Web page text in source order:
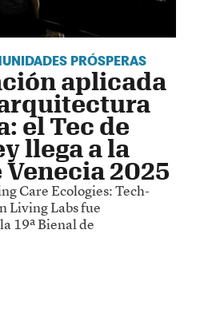
PRÓSPERAS
aplicada
el Tec de
llega a la
2025
Care Ecologies: Tech-
Living Labs fue
19ª Bienal de